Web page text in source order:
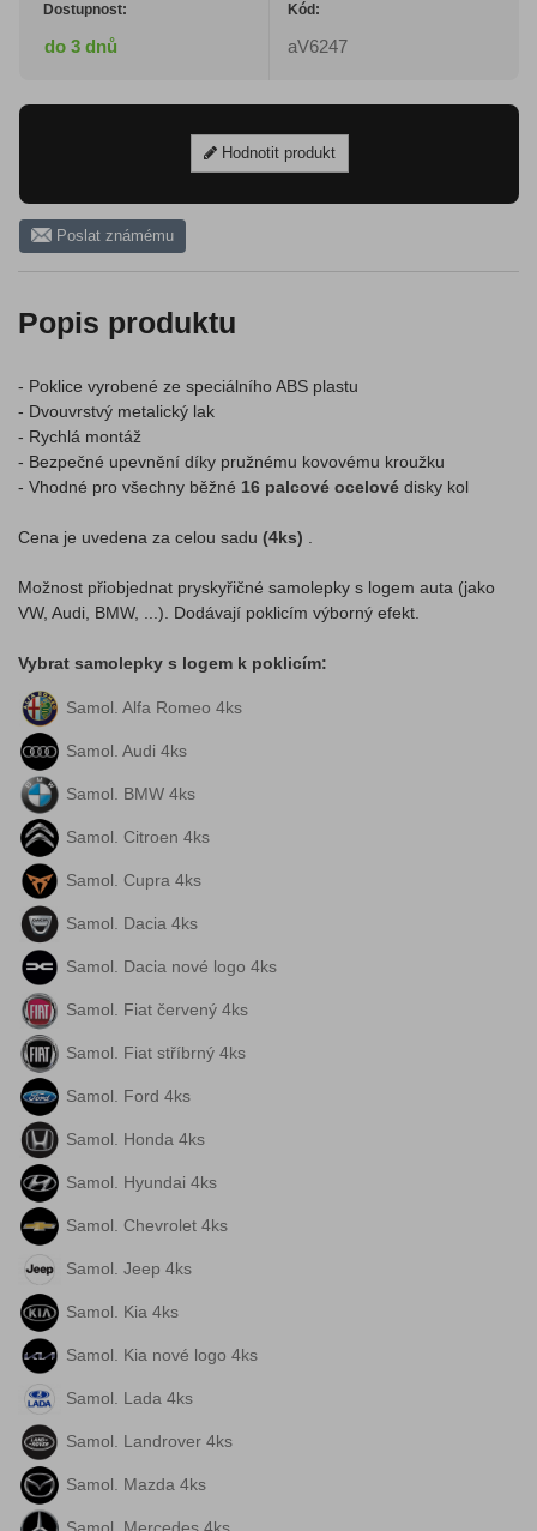
Dostupnost:
do 3 dnů
Kód:
aV6247
Hodnotit produkt
Poslat známému
Popis produktu
- Poklice vyrobené ze speciálního ABS plastu
- Dvouvrstvý metalický lak
- Rychlá montáž
- Bezpečné upevnění díky pružnému kovovému kroužku
- Vhodné pro všechny běžné 16 palcové ocelové disky kol
Cena je uvedena za celou sadu (4ks)
Možnost přiobjednat pryskyřičné samolepky s logem auta (jako
VW, Audi, BMW, ...). Dodávají poklicím výborný efekt.
Vybrat samolepky s logem k poklicím:
Samol. Alfa Romeo 4ks
Samol. Audi 4ks
Samol. BMW 4ks
Samol. Citroen 4ks
Samol. Cupra 4ks
Samol. Dacia 4ks
Samol. Dacia nové logo 4ks
Samol. Fiat červený 4ks
Samol. Fiat stříbrný 4ks
Samol. Ford 4ks
Samol. Honda 4ks
Samol. Hyundai 4ks
Samol. Chevrolet 4ks
Samol. Jeep 4ks
Samol. Kia 4ks
Samol. Kia nové logo 4ks
Samol. Lada 4ks
Samol. Landrover 4ks
Samol. Mazda 4ks
Samol. Mercedes 4ks